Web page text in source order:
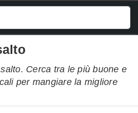
Cerca tra le più buone e
per mangiare la migliore